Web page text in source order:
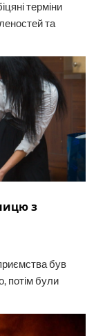
терміни
та
з
був
потім були